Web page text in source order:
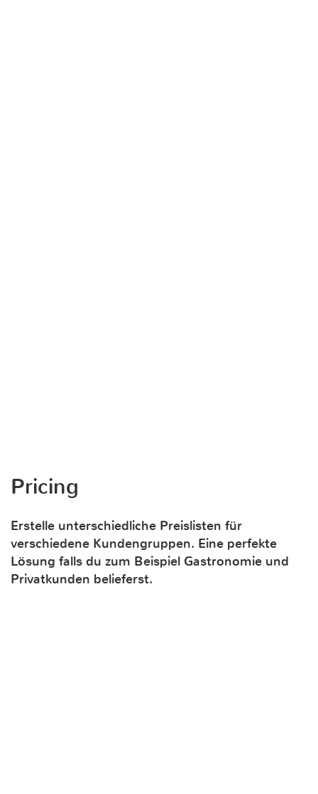
Pricing
Erstelle unterschiedliche Preislisten für
verschiedene Kundengruppen. Eine perfekte
Lösung falls du zum Beispiel Gastronomie und
Privatkunden belieferst.